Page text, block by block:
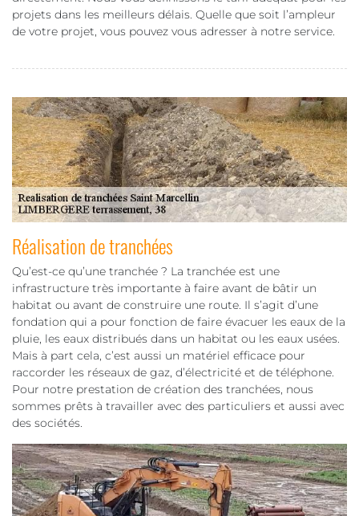
projets dans les meilleurs délais. Quelle que soit l’ampleur
de votre projet, vous pouvez vous adresser à notre service.
Réalisation de tranchées
Qu’est-ce qu’une tranchée ? La tranchée est une
infrastructure très importante à faire avant de bâtir un
habitat ou avant de construire une route. Il s’agit d’une
fondation qui a pour fonction de faire évacuer les eaux de la
pluie, les eaux distribués dans un habitat ou les eaux usées.
Mais à part cela, c’est aussi un matériel efficace pour
raccorder les réseaux de gaz, d’électricité et de téléphone.
Pour notre prestation de création des tranchées, nous
sommes prêts à travailler avec des particuliers et aussi avec
des sociétés.